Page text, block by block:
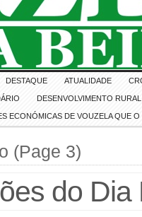
DESTAQUE ATUALIDADE
DESENVOLVIMENTO RURAL
ECONÓMICAS DE VOUZELA QUE
(Page 3)
do